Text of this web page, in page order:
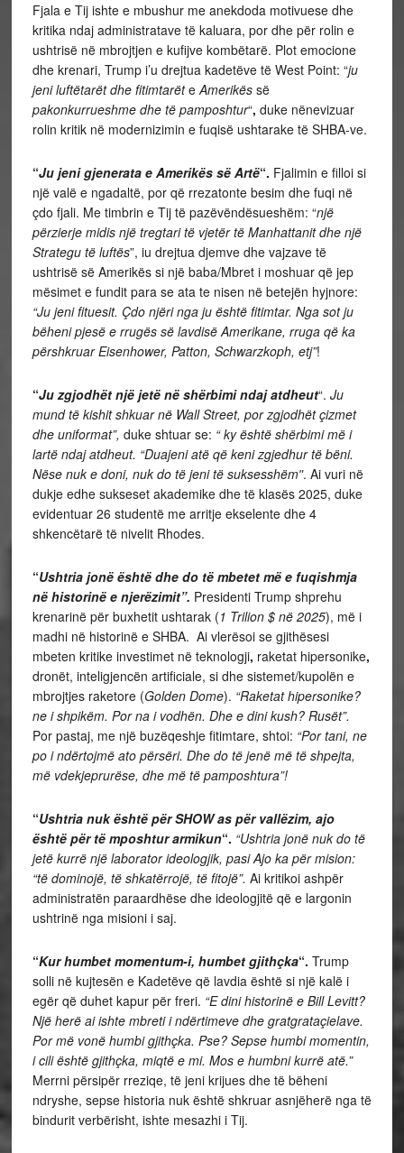
Fjala e Tij ishte e mbushur me anekdoda motivuese dhe
kritika ndaj administratave të kaluara, por dhe për rolin e
ushtrisë në mbrojtjen e kufijve kombëtarë. Plot emocione
dhe krenari, Trump i’u drejtua kadetëve të West Point: “ju
jeni luftëtarët dhe fitimtarëteAmerikës së
pakonkurrueshme dhe të pamposhtur“, duke nënevizuar
rolin kritik në modernizimin e fuqisë ushtarake të SHBA-ve.
“Ju jeni gjenerata e Amerikës së Artë“. Fjalimin e filloi si
një valë e ngadaltë, por që rrezatonte besim dhe fuqi në
çdo fjali. Me timbrin e Tij të pazëvëndësueshëm: “një
përzierje midis një tregtari të vjetër të Manhattanit dhe një
Strategu të luftës”, iu drejtua djemve dhe vajzave të
ushtrisë së Amerikës si një baba/Mbret i moshuar që jep
mësimet e fundit para se ata te nisen në betejën hyjnore:
“Ju jeni fituesit. Çdo njëri nga ju është fitimtar. Nga sot ju
bëheni pjesë e rrugës së lavdisë Amerikane, rruga që ka
përshkruar Eisenhower, Patton, Schwarzkoph, etj”!
“Ju zgjodhët një jetë në shërbimi ndaj atdheut“. Ju
mund të kishit shkuar në Wall Street, por zgjodhët çizmet
dhe uniformat”, duke shtuar se: “ ky është shërbimi më i
lartë ndaj atdheut. “Duajeni atë që keni zgjedhur të bëni.
Nëse nuk e doni, nuk do të jeni të suksesshëmʺ. Ai vuri në
dukje edhe sukseset akademike dhe të klasës 2025, duke
evidentuar 26 studentë me arritje ekselente dhe 4
shkencëtarë të nivelit Rhodes.
“Ushtria jonë është dhe do të mbetet më e fuqishmja
në historinë e njerëzimit”. Presidenti Trump shprehu
krenarinë për buxhetit ushtarak (1 Trilion $ në 2025), më i
madhi në historinë e SHBA. Ai vlerësoi se gjithësesi
mbeten kritike investimet në teknologji, raketat hipersonike,
dronët, inteligjencën artificiale, si dhe sistemet/kupolën e
mbrojtjes raketore (Golden Dome). “Raketat hipersonike?
ne i shpikëm. Por na i vodhën. Dhe e dini kush? Rusët”.
Por pastaj, me një buzëqeshje fitimtare, shtoi: “Por tani, ne
po i ndërtojmë ato përsëri. Dhe do të jenë më të shpejta,
më vdekjeprurëse, dhe më të pamposhtura”!
“Ushtria nuk është për SHOW as për vallëzim, ajo
është për të mposhtur armikun“. “Ushtria jonë nuk do të
jetë kurrë një laborator ideologjik, pasi Ajo ka për mision:
“të dominojë, të shkatërrojë, të fitojë”. Ai kritikoi ashpër
administratën paraardhëse dhe ideologjitë që e largonin
ushtrinë nga misioni i saj.
“Kur humbet momentum-i, humbet gjithçka“. Trump
solli në kujtesën e Kadetëve që lavdia është si një kalë i
egër që duhet kapur për freri. “E dini historinë e Bill Levitt?
Një herë ai ishte mbreti i ndërtimeve dhe gratgrataçielave.
Por më vonë humbi gjithçka. Pse? Sepse humbi momentin,
i cili është gjithçka, miqtë e mi. Mos e humbni kurrë atë.”
Merrni përsipër rreziqe, të jeni krijues dhe të bëheni
ndryshe, sepse historia nuk është shkruar asnjëherë nga të
bindurit verbërisht, ishte mesazhi i Tij.